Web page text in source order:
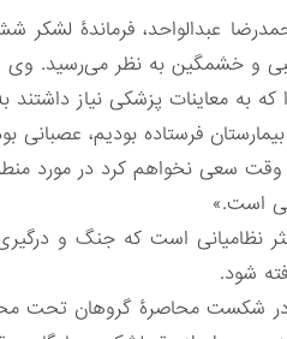
عبدالواحد، فرماندۀ
و خشمگین به نظر می‌رسید. وی
به معاینات پزشکی نیاز داشتند
بیمارستان فرستاده بودیم،
سعی نخواهم کرد در مورد
است.»
نظامیانی است که جنگ و
شود.
شکست محاصرۀ گروهان تحت